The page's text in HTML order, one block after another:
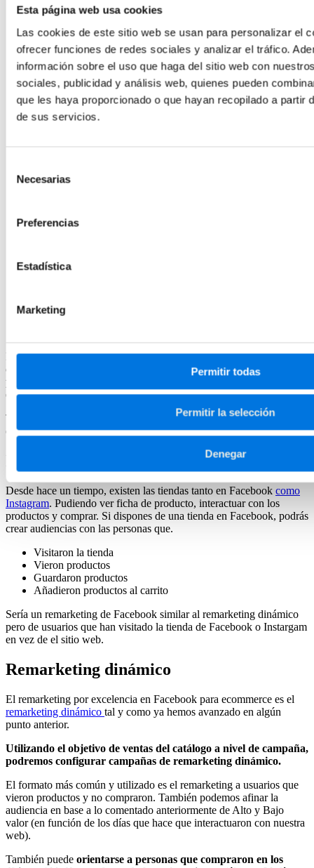
Esta página web usa cookies
Las cookies de este sitio web se usan para personalizar el
ofrecer funciones de redes sociales y analizar el tráfico.
información sobre el uso que haga del sitio web con
sociales, publicidad y análisis web, quienes pueden
que les haya proporcionado o que hayan recopilado a partir
de sus servicios.
Necesarias
Preferencias
Estadística
Marketing
Permitir todas
Permitir la selección
Denegar
Podemos crear usuarios de estas audiencias paraimpactarles
contándoles novedades sobre los eventos o datos importantes
para terminar de convencerles en comprar las entradas del
evento.
También podría ser útil crear audiencias lookalike de estos usuarios,
de cara a encontrar nuevos clientes potenciales.
Interacciones con la Tienda de Facebook
Desde hace un tiempo, existen las tiendas tanto en Facebook como
Instagram. Pudiendo ver ficha de producto, interactuar con los
productos y comprar. Si dispones de una tienda en Facebook, podrás
crear audiencias con las personas que.
Visitaron la tienda
Vieron productos
Guardaron productos
Añadieron productos al carrito
Sería un remarketing de Facebook similar al remarketing dinámico
pero de usuarios que han visitado la tienda de Facebook o Instargam
en vez de el sitio web.
Remarketing dinámico
El remarketing por excelencia en Facebook para ecommerce es el
remarketing dinámico tal y como ya hemos avanzado en algún
punto anterior.
Utilizando el objetivo de ventas del catálogo a nivel de campaña,
podremos configurar campañas de remarketing dinámico.
El formato más común y utilizado es el remarketing a usuarios que
vieron productos y no compraron. También podemos afinar la
audiencia en base a lo comentado anteriormente de Alto y Bajo
valor (en función de los días que hace que interactuaron con nuestra
web).
También puede orientarse a personas que compraron en los